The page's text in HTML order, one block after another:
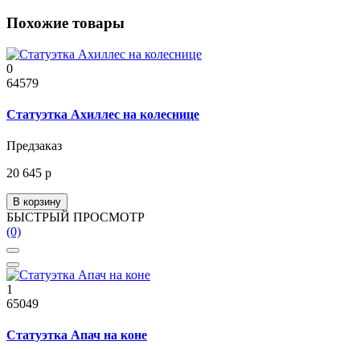
Похожие товары
0
64579
Статуэтка Ахиллес на колеснице
Предзаказ
20 645 р
В корзину
БЫСТРЫЙ ПРОСМОТР
(0)
1
65049
Статуэтка Апач на коне